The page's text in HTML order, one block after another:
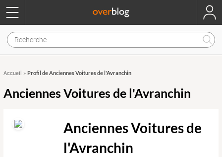
Accueil » Profil de Anciennes Voitures de l'Avranchin
Anciennes Voitures de l'Avranchin
Anciennes Voitures de
l'Avranchin